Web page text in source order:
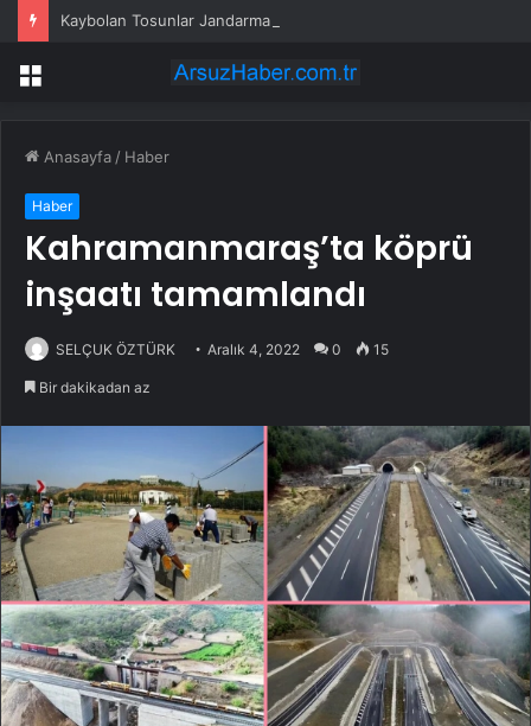
Kaybolan Tosunlar Jandarma Tarafından Bulundu
Menü
Anasayfa / Haber
Haber
Kahramanmaraş’ta köprü
inşaatı tamamlandı
SELÇUK ÖZTÜRK Aralık 4, 2022 0 15
Bir dakikadan az